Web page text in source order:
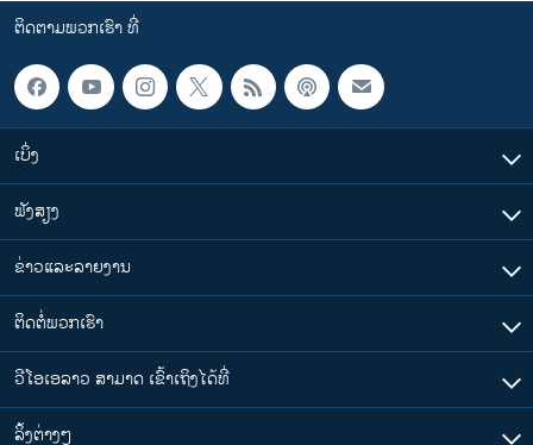
ພາສາອັງກິດ
ວີດີໂອ
ສຽງ
ລາຍງານ
ຕິດຕາມພວກເຮົາ ທີ່
ພາສາຕ່າງໆ
ຕິດຕາມພວກເຮົາ ທີ່
ເບິ່ງ
ຟັງສຽງ
ຂ່າວແລະລາຍງານ
ຕິດຕໍ່ພວກເຮົາ
ວີໂອເອລາວ ສາມາດ ເຂົ້າເຖິງໄດ້ທີ່
​ລິ້ງ​ຕ່າງໆ